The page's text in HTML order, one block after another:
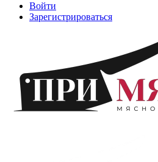
Войти
Зарегистрироваться